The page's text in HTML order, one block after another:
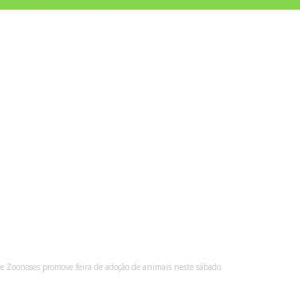
Zoonoses promove feira de adoção de animais neste sábado